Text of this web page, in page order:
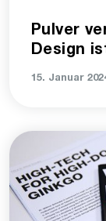
Pulver
Design
15. Januar